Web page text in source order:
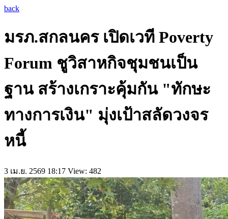
back
มรภ.สกลนคร เปิดเวที Poverty
Forum ชูวิสาหกิจชุมชนเป็น
ฐาน สร้างเกราะคุ้มกัน "ทักษะ
ทางการเงิน" มุ่งเป้าสลัดวงจร
หนี้
3 เม.ย. 2569 18:17 View: 482